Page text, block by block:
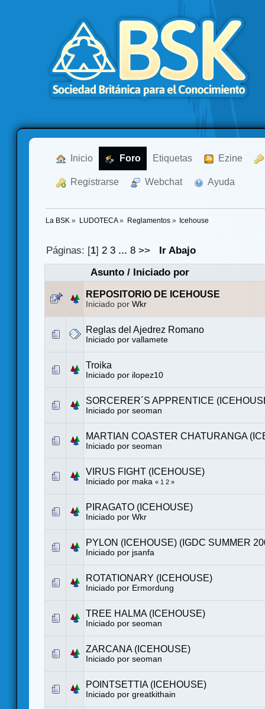
Inicio Foro Etiquetas Ezine
Registrarse Webchat Ayuda
La BSK » LUDOTECA» Reglamentos» Icehouse
Páginas: [1]2 3 ...8 >>
Ir Abajo
Asunto/ Iniciado por
REPOSITORIO DE ICEHOUSE
Iniciado por Wkr
Reglas del Ajedrez Romano
Iniciado por vallamete
Troika
Iniciado por ilopez10
SORCERER´S APPRENTICE
Iniciado por seoman
MARTIAN COASTER CHATURANGA
Iniciado por seoman
VIRUS FIGHT (ICEHOUSE)
Iniciado por maka « 1 2 »
PIRAGATO (ICEHOUSE)
Iniciado por Wkr
PYLON (ICEHOUSE) (IGDC SUMMER
Iniciado por jsanfa
ROTATIONARY (ICEHOUSE)
Iniciado por Ermordung
TREE HALMA (ICEHOUSE)
Iniciado por seoman
ZARCANA (ICEHOUSE)
Iniciado por seoman
POINTSETTIA (ICEHOUSE)
Iniciado por greatkithain